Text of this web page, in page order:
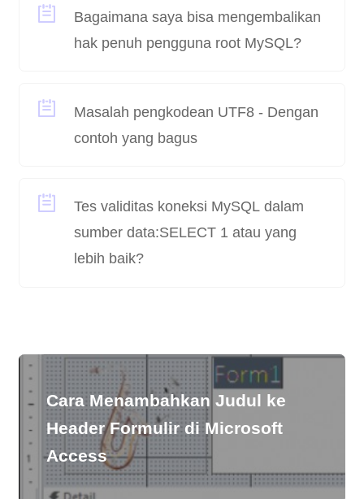
Bagaimana saya bisa mengembalikan
hak penuh pengguna root MySQL?
Masalah pengkodean UTF8 - Dengan
contoh yang bagus
Tes validitas koneksi MySQL dalam
sumber data:SELECT 1 atau yang
lebih baik?
Cara Menambahkan Judul ke
Header Formulir di Microsoft
Access